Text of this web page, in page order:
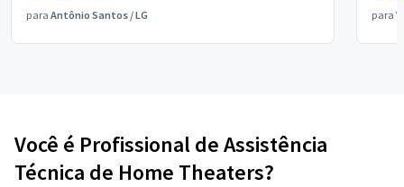
para Antônio Santos /LG para
Você é Profissional de Assistência
Técnica de Home Theaters?